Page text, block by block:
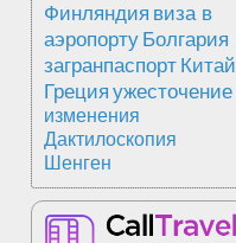
Финляндия виза в
аэропорту Болгария
загранпаспорт Китай
Греция ужесточение
изменения
Дактилоскопия
Шенген